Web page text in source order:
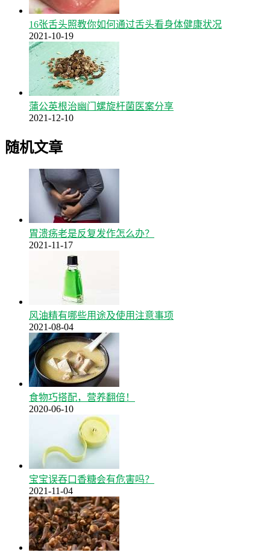
16张舌头照教你如何通过舌头看身体健康状况
2021-10-19
蒲公英根治幽门螺旋杆菌医案分享
2021-12-10
随机文章
胃溃疡老是反复发作怎么办？
2021-11-17
风油精有哪些用途及使用注意事项
2021-08-04
食物巧搭配，营养翻倍！
2020-06-10
宝宝误吞口香糖会有危害吗？
2021-11-04